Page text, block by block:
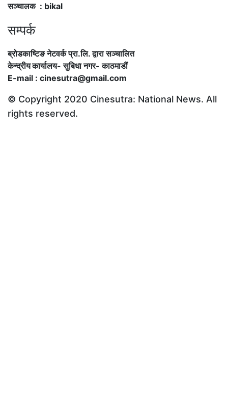
सञ्चालक : bikal
सम्पर्क
ब्रोडकाष्टिङ नेटवर्क प्रा.लि. द्वारा सञ्चालित
केन्द्रीय कार्यालय-सुबिधा नगर- काठमाडौं
E-mail : cinesutra@gmail.com
© Copyright 2020 Cinesutra: National News. All
rights reserved.